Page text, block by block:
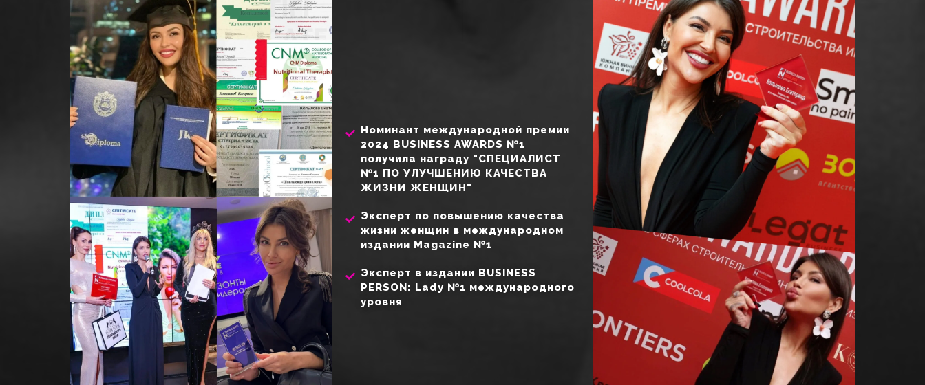
Номинант международной премии
2024 BUSINESS AWARDS №1
получила награду "СПЕЦИАЛИСТ
№1 ПО УЛУЧШЕНИЮ КАЧЕСТВА
ЖИЗНИ ЖЕНЩИН"
Эксперт по повышению качества
жизни женщин в международном
издании Magazine №1
Эксперт в издании BUSINESS
PERSON: Lady №1 международного
уровня